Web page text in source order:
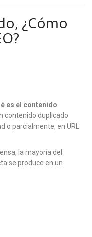
¿Cómo
es el contenido
contenido duplicado
o parcialmente, en URL
la mayoría del
se produce en un